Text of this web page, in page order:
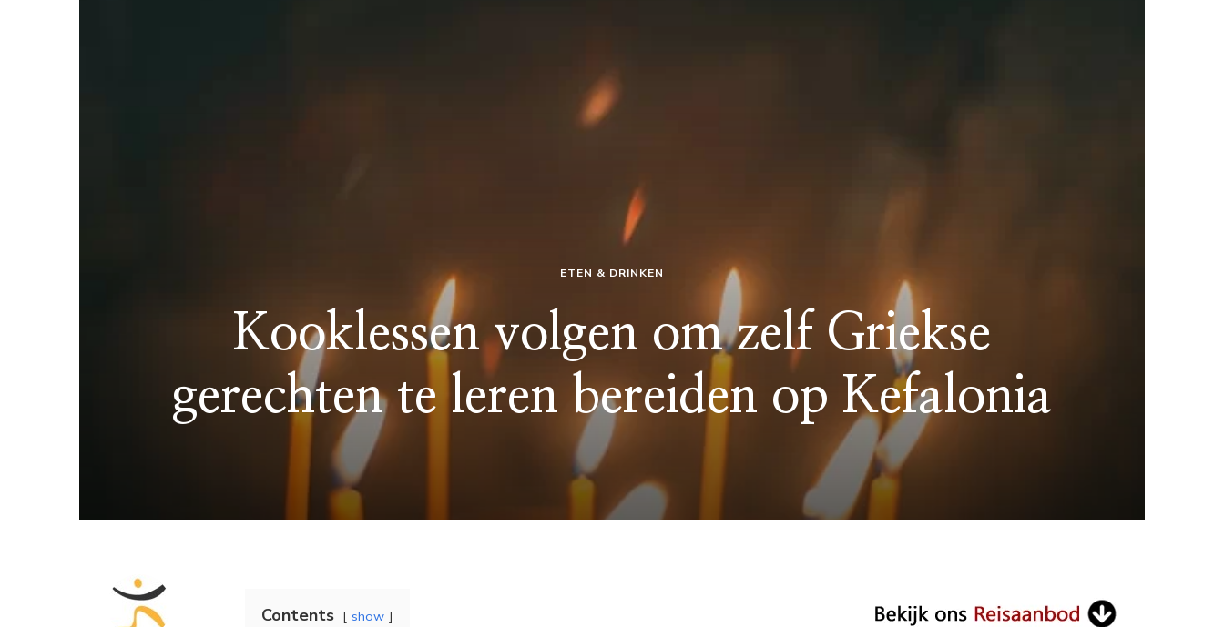
ETEN & DRINKEN
Kooklessen volgen om zelf Griekse
gerechten te leren bereiden op Kefalonia
Contents show